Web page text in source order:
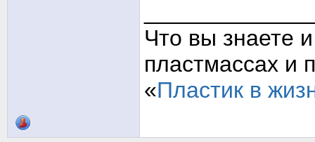
Что вы знаете
пластмассах и
«Пластик в